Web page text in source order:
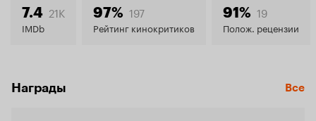
7.4
7.4 21K
IMDb
97% 197
Рейтинг кинокритиков
91% 19
Полож. рецензии
Награды Все